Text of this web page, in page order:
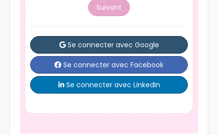
Suivant
Se connecter avec Google
Se connecter avec Facebook
Se connecter avec LinkedIn